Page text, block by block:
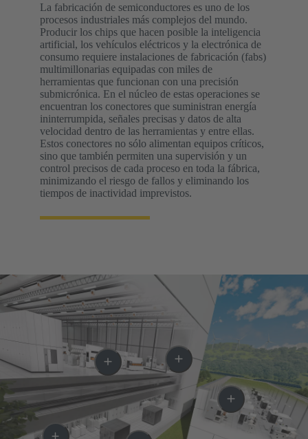
La fabricación de semiconductores es uno de los
procesos industriales más complejos del mundo.
Producir los chips que hacen posible la inteligencia
artificial, los vehículos eléctricos y la electrónica de
consumo requiere instalaciones de fabricación (fabs)
multimillonarias equipadas con miles de
herramientas que funcionan con una precisión
submicrónica. En el núcleo de estas operaciones se
encuentran los conectores que suministran energía
ininterrumpida, señales precisas y datos de alta
velocidad dentro de las herramientas y entre ellas.
Estos conectores no sólo alimentan equipos críticos,
sino que también permiten una supervisión y un
control precisos de cada proceso en toda la fábrica,
minimizando el riesgo de fallos y eliminando los
tiempos de inactividad imprevistos.